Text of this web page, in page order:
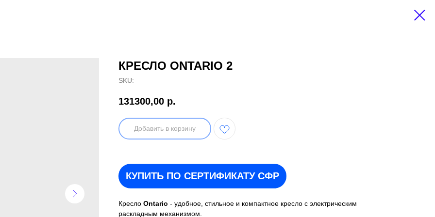
КРЕСЛО ONTARIO 2
SKU:
131300,00 р.
Добавить в корзину
КУПИТЬ ПО СЕРТИФИКАТУ СФР
Кресло Ontario - удобное, стильное и компактное кресло с электрическим
раскладным механизмом.